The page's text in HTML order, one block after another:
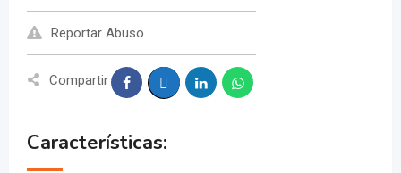
Reportar Abuso
Compartir
Características: